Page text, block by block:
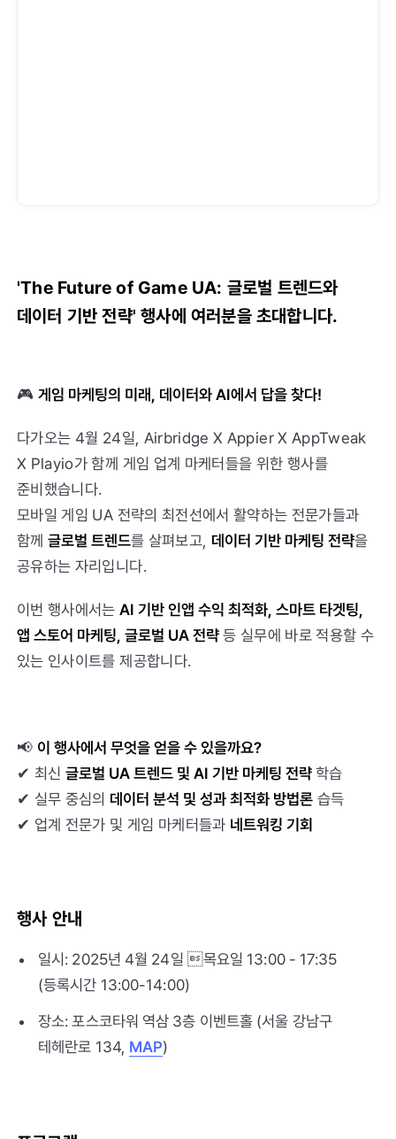
'The Future of Game UA: 글로벌 트렌드와
데이터 기반 전략' 행사에 여러분을 초대합니다.
🎮 게임 마케팅의 미래, 데이터와 AI에서 답을 찾다!
다가오는 4월 24일, Airbridge X Appier X AppTweak
X Playio가 함께 게임 업계 마케터들을 위한 행사를
준비했습니다.
모바일 게임 UA 전략의 최전선에서 활약하는 전문가들과
함께글로벌 트렌드를 살펴보고, 데이터 기반 마케팅 전략을
공유하는 자리입니다.
이번 행사에서는AI 기반 인앱 수익 최적화, 스마트 타겟팅,
앱 스토어 마케팅, 글로벌 UA 전략 등 실무에 바로 적용할 수
있는 인사이트를 제공합니다.
📢 이 행사에서 무엇을 얻을 수 있을까요?
✔ 최신 글로벌 UA 트렌드 및 AI 기반 마케팅 전략학습
✔ 실무 중심의 데이터 분석 및 성과 최적화 방법론 습득
✔ 업계 전문가 및 게임 마케터들과 네트워킹 기회
행사 안내
일시: 2025년 4월 24일 목요일 13:00 - 17:35
(등록시간 13:00-14:00)
장소: 포스코타워 역삼 3층 이벤트홀 (서울 강남구
테헤란로 134, MAP)